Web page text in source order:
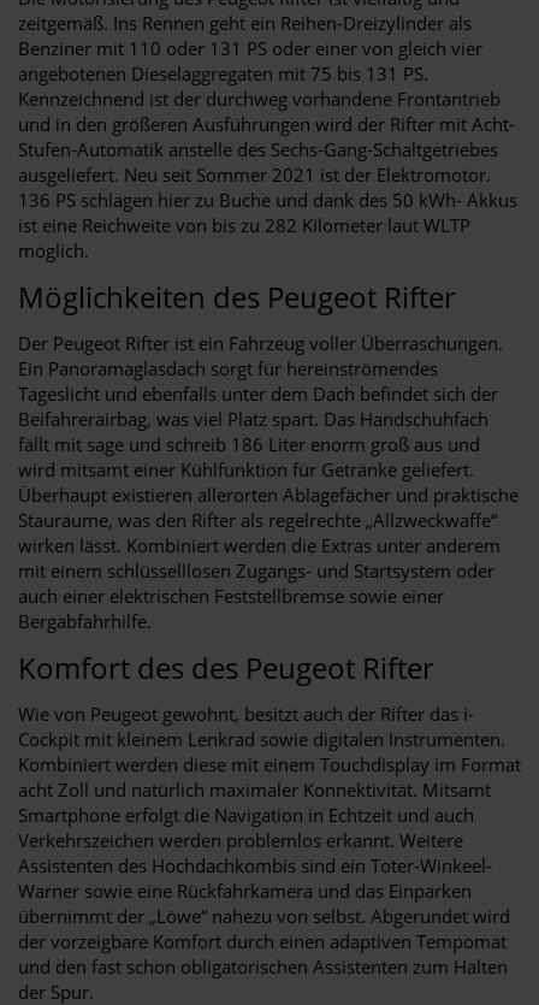
zeitgemäß. Ins Rennen geht ein Reihen-Dreizylinder als
Benziner mit 110 oder 131 PS oder einer von gleich vier
angebotenen Dieselaggregaten mit 75 bis 131 PS.
Kennzeichnend ist der durchweg vorhandene Frontantrieb
und in den größeren Ausführungen wird der Rifter mit Acht-
Stufen-Automatik anstelle des Sechs-Gang-Schaltgetriebes
ausgeliefert. Neu seit Sommer 2021 ist der Elektromotor.
136 PS schlagen hier zu Buche und dank des 50 kWh- Akkus
ist eine Reichweite von bis zu 282 Kilometer laut WLTP
möglich.
Möglichkeiten des Peugeot Rifter
Der Peugeot Rifter ist ein Fahrzeug voller Überraschungen.
Ein Panoramaglasdach sorgt für hereinströmendes
Tageslicht und ebenfalls unter dem Dach befindet sich der
Beifahrerairbag, was viel Platz spart. Das Handschuhfach
fällt mit sage und schreib 186 Liter enorm groß aus und
wird mitsamt einer Kühlfunktion für Getränke geliefert.
Überhaupt existieren allerorten Ablagefächer und praktische
Stauräume, was den Rifter als regelrechte „Allzweckwaffe“
wirken lässt. Kombiniert werden die Extras unter anderem
mit einem schlüsselllosen Zugangs- und Startsystem oder
auch einer elektrischen Feststellbremse sowie einer
Bergabfahrhilfe.
Komfort des des Peugeot Rifter
Wie von Peugeot gewohnt, besitzt auch der Rifter das i-
Cockpit mit kleinem Lenkrad sowie digitalen Instrumenten.
Kombiniert werden diese mit einem Touchdisplay im Format
acht Zoll und natürlich maximaler Konnektivität. Mitsamt
Smartphone erfolgt die Navigation in Echtzeit und auch
Verkehrszeichen werden problemlos erkannt. Weitere
Assistenten des Hochdachkombis sind ein Toter-Winkeel-
Warner sowie eine Rückfahrkamera und das Einparken
übernimmt der „Löwe“ nahezu von selbst. Abgerundet wird
der vorzeigbare Komfort durch einen adaptiven Tempomat
und den fast schon obligatorischen Assistenten zum Halten
der Spur.